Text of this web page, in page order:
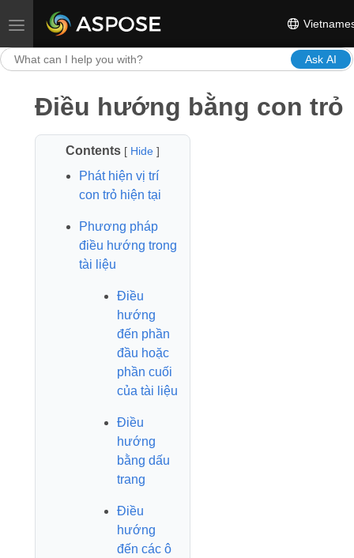
Toggle navigation
Ask AI
Điều hướng bằng con trỏ
Contents [ Hide]
Phát hiện vị trí
con trỏ hiện tại
Phương pháp
điều hướng trong
tài liệu
Điều
hướng
đến phần
đầu hoặc
phần cuối
của tài liệu
Điều
hướng
bằng dấu
trang
Điều
hướng
đến các ô